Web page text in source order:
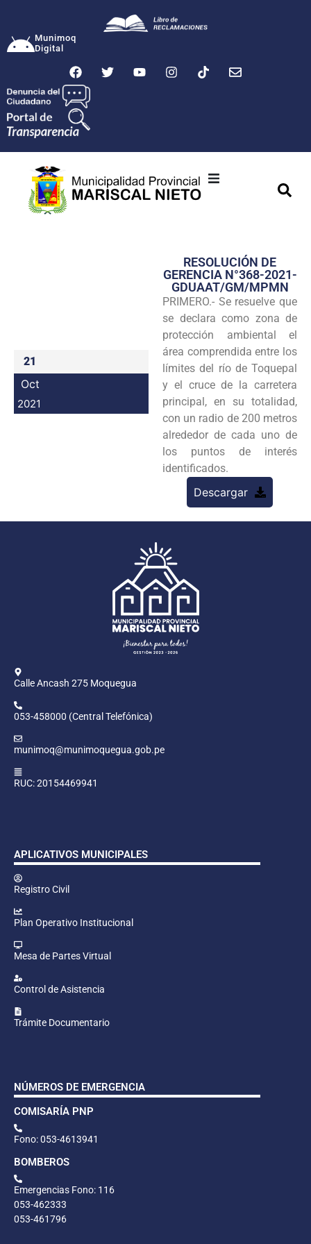
Munimoq
Digital
Transparencia
Seguridad
Programas
Intranet
21
Oct
2021
RESOLUCIÓN DE
GERENCIA N°368-2021-
GDUAAT/GM/MPMN
PRIMERO.- Se resuelve que
se declara como zona de
protección ambiental el
área comprendida entre los
límites del río de Toquepal
y el cruce de la carretera
principal, en su totalidad,
con un radio de 200 metros
alrededor de cada uno de
los puntos de interés
identificados.
Descargar
Calle Ancash 275 Moquegua
053-458000 (Central Telefónica)
munimoq@munimoquegua.gob.pe
RUC: 20154469941
APLICATIVOS MUNICIPALES
Registro Civil
Plan Operativo Institucional
Mesa de Partes Virtual
Control de Asistencia
Trámite Documentario
NÚMEROS DE EMERGENCIA
COMISARÍA PNP
Fono: 053-4613941
BOMBEROS
Emergencias Fono: 116
053-462333
053-461796